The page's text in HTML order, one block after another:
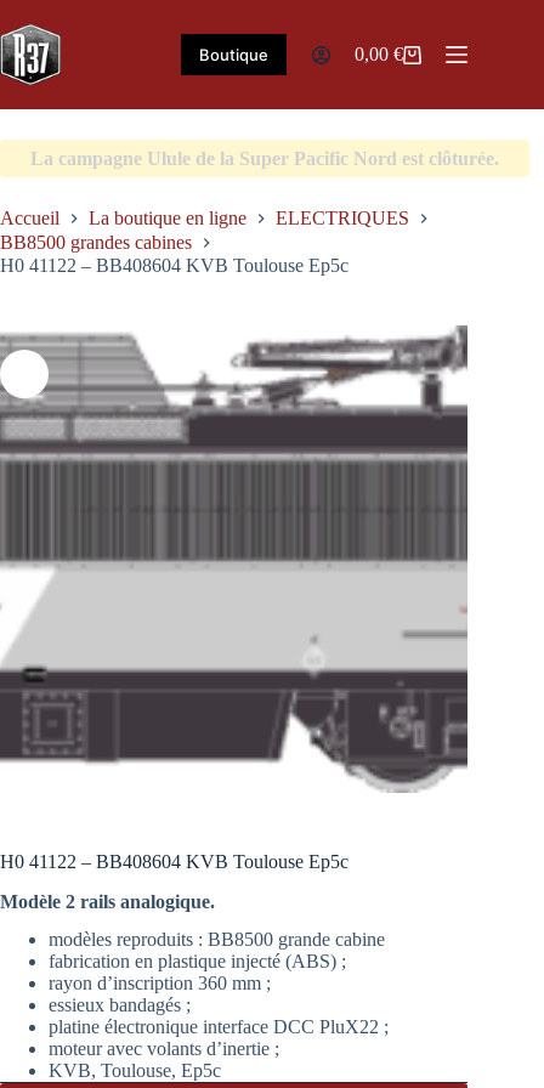
au
contenu
Boutique
Panier
0,00€
La campagne Ulule de la Super Pacific Nord est clôturée.
Accueil La boutique en ligne
ELECTRIQUES
BB8500 grandes cabines
H0 41122 – BB408604 KVB Toulouse Ep5c
H0 41122 – BB408604 KVB Toulouse Ep5c
Modèle 2 rails analogique.
modèles reproduits : BB8500 grande cabine
fabrication en plastique injecté (ABS) ;
rayon d’inscription 360 mm ;
essieux bandagés ;
platine électronique interface DCC PluX22 ;
moteur avec volants d’inertie ;
KVB, Toulouse, Ep5c